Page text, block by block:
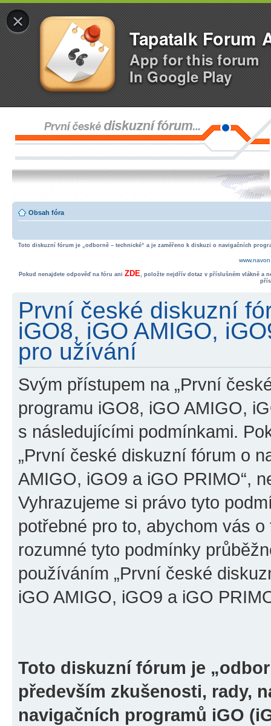
×
Tapatalk Forum
App for this forum
In Google Play
Obsah fóra
Toto diskuzní fórum je „odborně – technické“ a je zaměřeno k diskuzi o navigačních
Pokud nenajdete odpověď na fóru ani ZDE, položte nejdřív dotaz v příslušném vlákně a
První české diskuzní
iGO8, iGO AMIGO,
pro užívání
Svým přístupem na „První
programu iGO8, iGO AMIGO,
s následujícími podmínkami.
„První české diskuzní fórum o
AMIGO, iGO9 a iGO PRIMO“,
Vyhrazujeme si právo tyto
potřebné pro to, abychom vás
rozumné tyto podmínky
používáním „První české
iGO AMIGO, iGO9 a iGO
Toto diskuzní fórum je
především zkušenosti, rady,
navigačních programů iGO